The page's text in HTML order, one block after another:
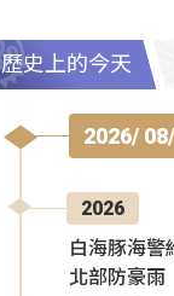
歷史上的今天
2026/
2026
白海豚海
北部防豪雨